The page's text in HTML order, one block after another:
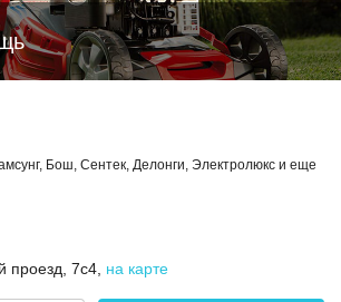
Бош, Сентек, Делонги, Электролюкс и еще
проезд, 7с4 на карте